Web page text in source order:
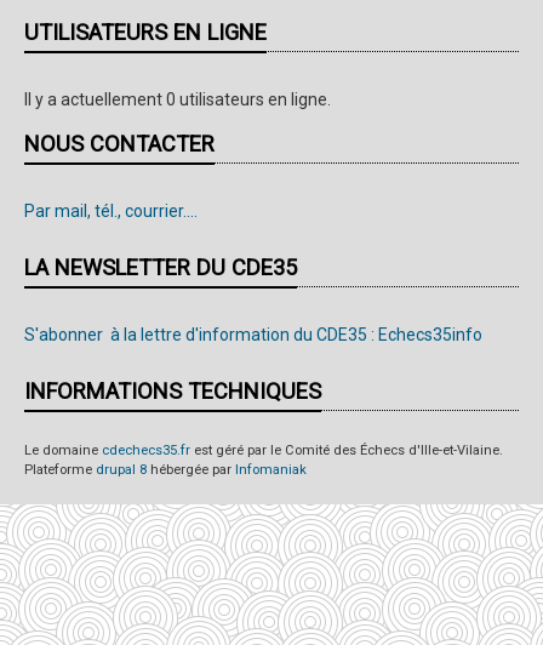
UTILISATEURS EN LIGNE
Il y a actuellement 0 utilisateurs en ligne.
NOUS CONTACTER
Par mail, tél., courrier....
LA NEWSLETTER DU CDE35
S'abonner à la lettre d'information du CDE35 : Echecs35info
INFORMATIONS TECHNIQUES
Le domaine cdechecs35.fr est géré par le Comité des Échecs d'Ille-et-Vilaine.
Plateforme drupal 8 hébergée par Infomaniak